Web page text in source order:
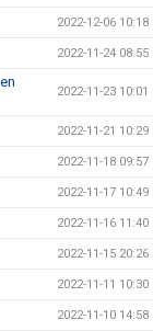
2022-12-06 10:18
2022-11-24 08:55
2022-11-23 10:01
2022-11-21 10:29
2022-11-18 09:57
2022-11-17 10:49
2022-11-16 11:40
2022-11-15 20:26
2022-11-11 10:30
2022-11-10 14:58